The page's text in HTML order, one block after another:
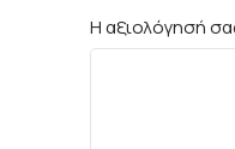
Η αξιολόγησή